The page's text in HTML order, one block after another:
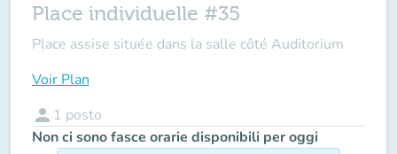
Place individuelle #35
Place assise située dans la salle côté Auditorium
Voir Plan
person 1 posto
Non ci sono fasce orarie disponibili per oggi